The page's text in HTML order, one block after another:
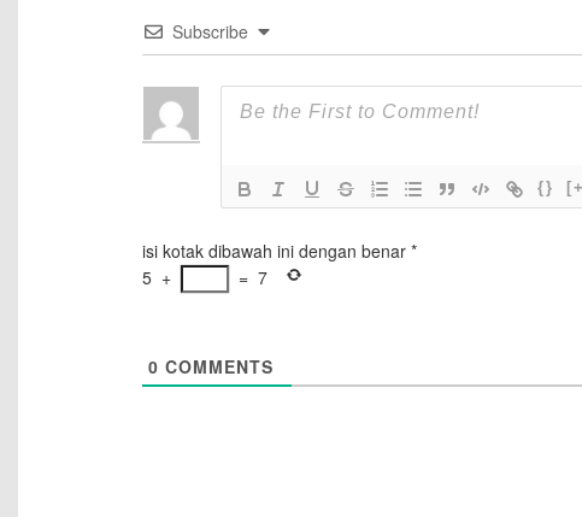
Subscribe
{}
isi kotak dibawah ini dengan benar*
5 + = 7
0 COMMENTS